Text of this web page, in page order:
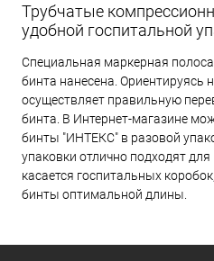
Трубчатые
удобной госпитальной
Специальная маркерная
бинта нанесена. Ориентируясь
осуществляет правильную
бинта. В Интернет-магазине
бинты "ИНТЕКС" в разовой
упаковки отлично подходят
касается госпитальных
бинты оптимальной длины.